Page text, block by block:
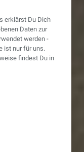
erklärst Du Dich
Daten zur
werden -
ist nur für uns.
findest Du in